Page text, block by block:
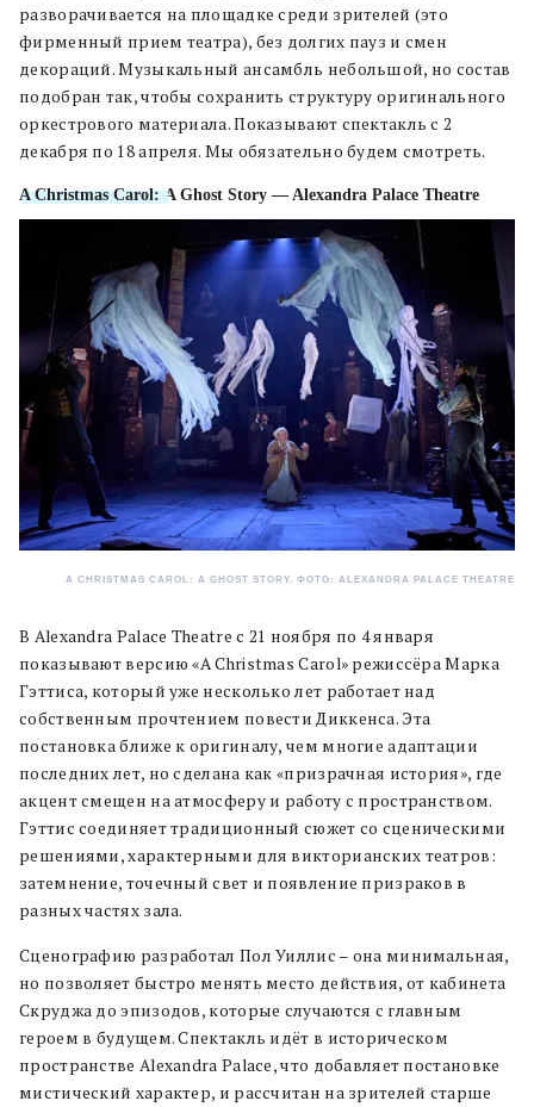
разворачивается на площадке среди зрителей (это
фирменный прием театра), без долгих пауз и смен
декораций. Музыкальный ансамбль небольшой, но состав
подобран так, чтобы сохранить структуру оригинального
оркестрового материала. Показывают спектакль с 2
декабря по 18 апреля. Мы обязательно будем смотреть.
A Christmas Carol:A Ghost Story — Alexandra Palace Theatre
A CHRISTMAS CAROL: A GHOST STORY. ФОТО: ALEXANDRA PALACE THEATRE
В Alexandra Palace Theatre с 21 ноября по 4 января
показывают версию «A Christmas Carol» режиссёра Марка
Гэттиса, который уже несколько лет работает над
собственным прочтением повести Диккенса. Эта
постановка ближе к оригиналу, чем многие адаптации
последних лет, но сделана как «призрачная история», где
акцент смещен на атмосферу и работу с пространством.
Гэттис соединяет традиционный сюжет со сценическими
решениями, характерными для викторианских театров:
затемнение, точечный свет и появление призраков в
разных частях зала.
Сценографию разработал Пол Уиллис – она минимальная,
но позволяет быстро менять место действия, от кабинета
Скруджа до эпизодов, которые случаются с главным
героем в будущем. Спектакль идёт в историческом
пространстве Alexandra Palace, что добавляет постановке
мистический характер, и рассчитан на зрителей старше